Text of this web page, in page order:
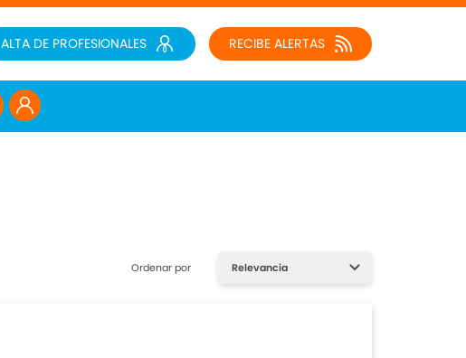
RECIBE ALERTAS
ALTA DE PROFESIONALES
Ordenar por